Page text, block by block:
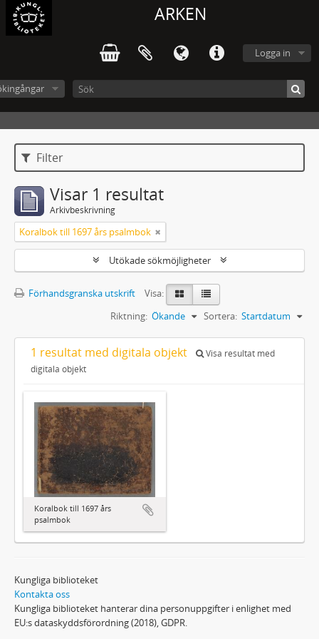
ARKEN
Logga in
Filter
Visar 1 resultat
Arkivbeskrivning
Koralbok till 1697 års psalmbok
Utökade sökmöjligheter
Förhandsgranska utskrift
Visa:
Sortera: Startdatum
Riktning: Ökande
1 resultat med digitala objekt
Visa resultat med
digitala objekt
Koralbok till 1697 års
psalmbok
Kungliga biblioteket
Kontakta oss
Kungliga biblioteket hanterar dina personuppgifter i enlighet med
EU:s dataskyddsförordning (2018), GDPR.